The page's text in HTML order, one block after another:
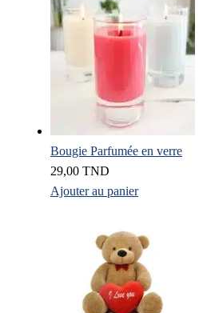
Bougie Parfumée en verre
29,00 TND
Ajouter au panier